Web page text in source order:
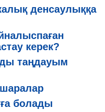
денсаулыққа
керек?
таңдауым
болады